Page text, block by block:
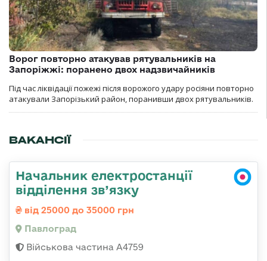
Ворог повторно атакував рятувальників на
Запоріжжі: поранено двох надзвичайників
Під час ліквідації пожежі після ворожого удару росіяни повторно
атакували Запорізький район, поранивши двох рятувальників.
ВАКАНСІЇ
Начальник електростанції
відділення зв’язку
від 25000 до 35000 грн
Павлоград
Військова частина А4759